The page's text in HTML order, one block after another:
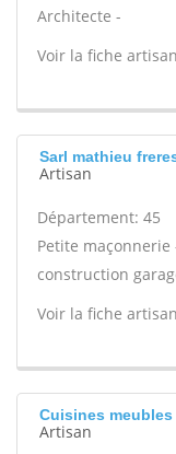
Architecte -
Voir la fiche
Sarl mathieu
Artisan
Département: 45
Petite maçonnerie
construction
Voir la fiche
Cuisines
Artisan